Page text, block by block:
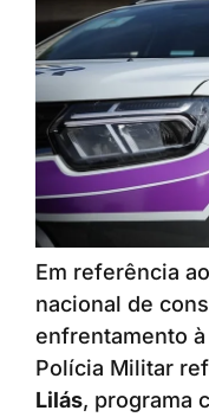
Em referência
nacional de
enfrentamento
Polícia Militar
Lilás, programa